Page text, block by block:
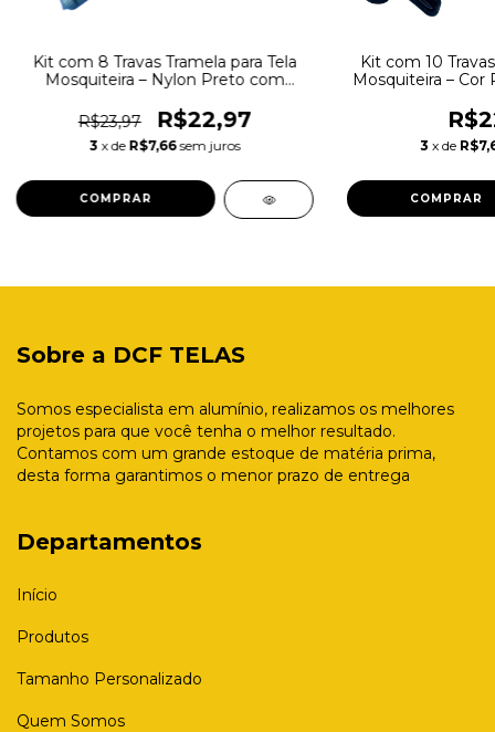
Kit com 8 Travas Tramela para Tela
Mosquiteira – Nylon Preto com
R$23,97
R$22,97
3 x de R$7,66 sem juros
Kit com 10
Mosquiteira –
3 x de
Sobre a DCF TELAS
Somos especialista em alumínio, realizamos os melhores
projetos para que você tenha o melhor resultado.
Contamos com um grande estoque de matéria prima,
desta forma garantimos o menor prazo de entrega
Departamentos
Início
Produtos
Tamanho Personalizado
Quem Somos